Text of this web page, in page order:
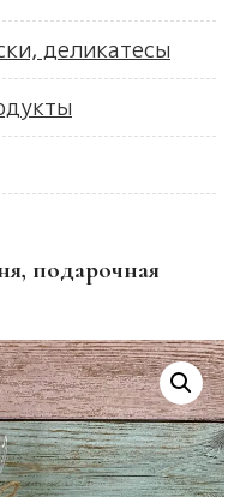
деликатесы
подарочная